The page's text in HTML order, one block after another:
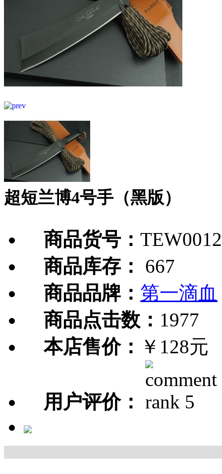
超短兰博4号手（黑版）
商品货号：
商品库存：
667
商品品牌： 第一滴血
商品点击数： 1977
本店售价： ￥128元
用户评价：